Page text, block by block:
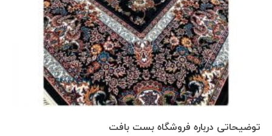
توضیحاتی درباره فروشگاه بست بافت